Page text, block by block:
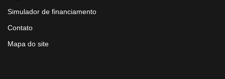
Simulador de financiamento
Contato
Mapa do site